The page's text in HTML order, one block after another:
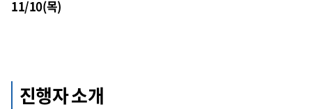
11/10(목)
진행자 소개